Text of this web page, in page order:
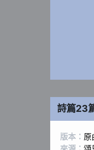
詩篇23
版本： 原